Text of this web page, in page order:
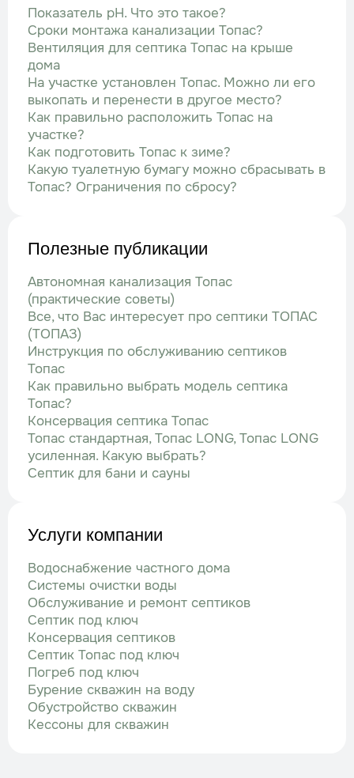
Показатель рН. Что это такое?
Сроки монтажа канализации Топас?
Вентиляция для септика Топас на крыше
дома
На участке установлен Топас. Можно ли его
выкопать и перенести в другое место?
Как правильно расположить Топас на
участке?
Как подготовить Топас к зиме?
Какую туалетную бумагу можно сбрасывать в
Топас? Ограничения по сбросу?
Полезные публикации
Автономная канализация Топас
(практические советы)
Все, что Вас интересует про септики ТОПАС
(ТОПАЗ)
Инструкция по обслуживанию септиков
Топас
Как правильно выбрать модель септика
Топас?
Консервация септика Топас
Топас стандартная, Топас LONG, Топас LONG
усиленная. Какую выбрать?
Септик для бани и сауны
Услуги компании
Водоснабжение частного дома
Системы очистки воды
Обслуживание и ремонт септиков
Септик под ключ
Консервация септиков
Септик Топас под ключ
Погреб под ключ
Бурение скважин на воду
Обустройство скважин
Кессоны для скважин